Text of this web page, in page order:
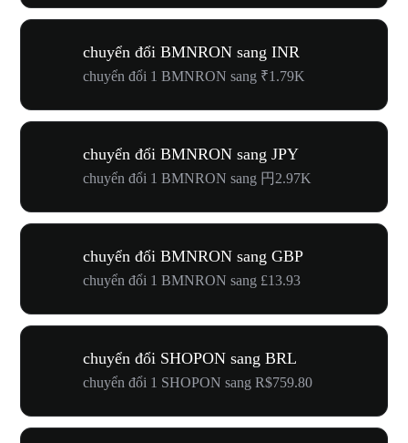
chuyển đổi BMNRON sang INR
chuyển đổi 1 BMNRON sang ₹1.79K
chuyển đổi BMNRON sang JPY
chuyển đổi 1 BMNRON sang 円2.97K
chuyển đổi BMNRON sang GBP
chuyển đổi 1 BMNRON sang £13.93
chuyển đổi SHOPON sang BRL
chuyển đổi 1 SHOPON sang R$759.80